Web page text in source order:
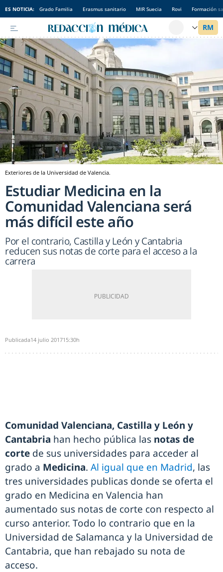
ES NOTICIA: Grado Familia Erasmus sanitario MIR Suecia Rovi Formación
Exteriores de la Universidad de Valencia.
Estudiar Medicina en la
Comunidad Valenciana será
más difícil este año
Por el contrario, Castilla y León y Cantabria
reducen sus notas de corte para el acceso a la
carrera
Publicada14 julio 201715:30h
Comunidad Valenciana, Castilla y León y
Cantabria han hecho pública las notas de
corte de sus universidades para acceder al
grado a Medicina. Al igual que en Madrid, las
tres universidades publicas donde se oferta el
grado en Medicina en Valencia han
aumentado sus notas de corte con respecto al
curso anterior. Todo lo contrario que en la
Universidad de Salamanca y la Universidad de
Cantabria, que han rebajado su nota de
acceso.